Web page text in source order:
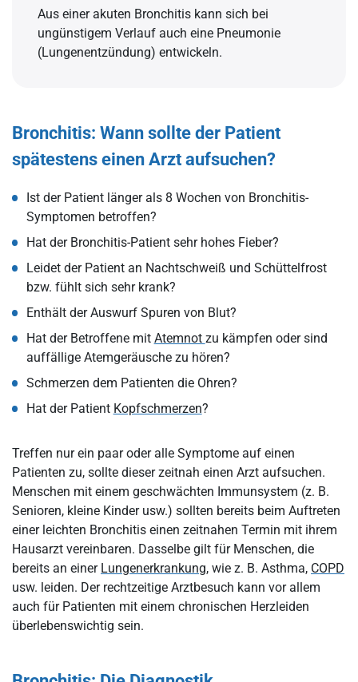
Aus einer akuten Bronchitis kann sich bei
ungünstigem Verlauf auch eine Pneumonie
(Lungenentzündung) entwickeln.
Bronchitis: Wann sollte der Patient
spätestens einen Arzt aufsuchen?
Ist der Patient länger als 8 Wochen von Bronchitis-
Symptomen betroffen?
Hat der Bronchitis-Patient sehr hohes Fieber?
Leidet der Patient an Nachtschweiß und Schüttelfrost
bzw. fühlt sich sehr krank?
Enthält der Auswurf Spuren von Blut?
Hat der Betroffene mit Atemnot zu kämpfen oder sind
auffällige Atemgeräusche zu hören?
Schmerzen dem Patienten die Ohren?
Hat der Patient Kopfschmerzen?
Treffen nur ein paar oder alle Symptome auf einen
Patienten zu, sollte dieser zeitnah einen Arzt aufsuchen.
Menschen mit einem geschwächten Immunsystem (z. B.
Senioren, kleine Kinder usw.) sollten bereits beim Auftreten
einer leichten Bronchitis einen zeitnahen Termin mit ihrem
Hausarzt vereinbaren. Dasselbe gilt für Menschen, die
bereits an einer Lungenerkrankung, wie z. B. Asthma, COPD
usw. leiden. Der rechtzeitige Arztbesuch kann vor allem
auch für Patienten mit einem chronischen Herzleiden
überlebenswichtig sein.